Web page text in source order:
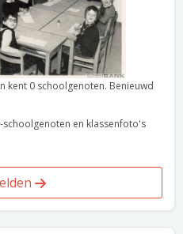
kent 0 schoolgenoten. Benieuwd
en klassenfoto's